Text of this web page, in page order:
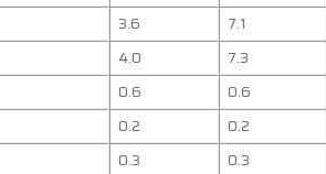
3.6 7.1
4.0 7.3
0.6 0.6
0.2 0.2
0.3 0.3